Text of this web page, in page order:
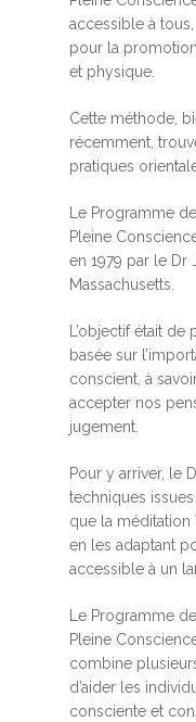
accessible à
pour la
et physique.
Cette méthode,
récemment,
pratiques
Le Programme
Pleine
en 1979 par le Dr
Massachusetts.
L’objectif était
basée sur
conscient, à
accepter nos
jugement.
Pour y arriver, le
techniques
que la méditation
en les adaptant
accessible à un
Le Programme
Pleine
combine
d’aider les
consciente et